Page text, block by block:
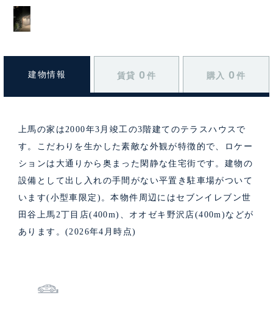
建物情報 賃貸 0 件 購入 0 件
上馬の家は2000年3月竣工の3階建てのテラスハウスで
す。こだわりを生かした素敵な外観が特徴的で、ロケー
ションは大通りから奥まった閑静な住宅街です。建物の
設備として出し入れの手間がない平置き駐車場がついて
います(小型車限定)。本物件周辺にはセブンイレブン世
田谷上馬2丁目店(400m)、オオゼキ野沢店(400m)などが
あります。(2026年4月時点)